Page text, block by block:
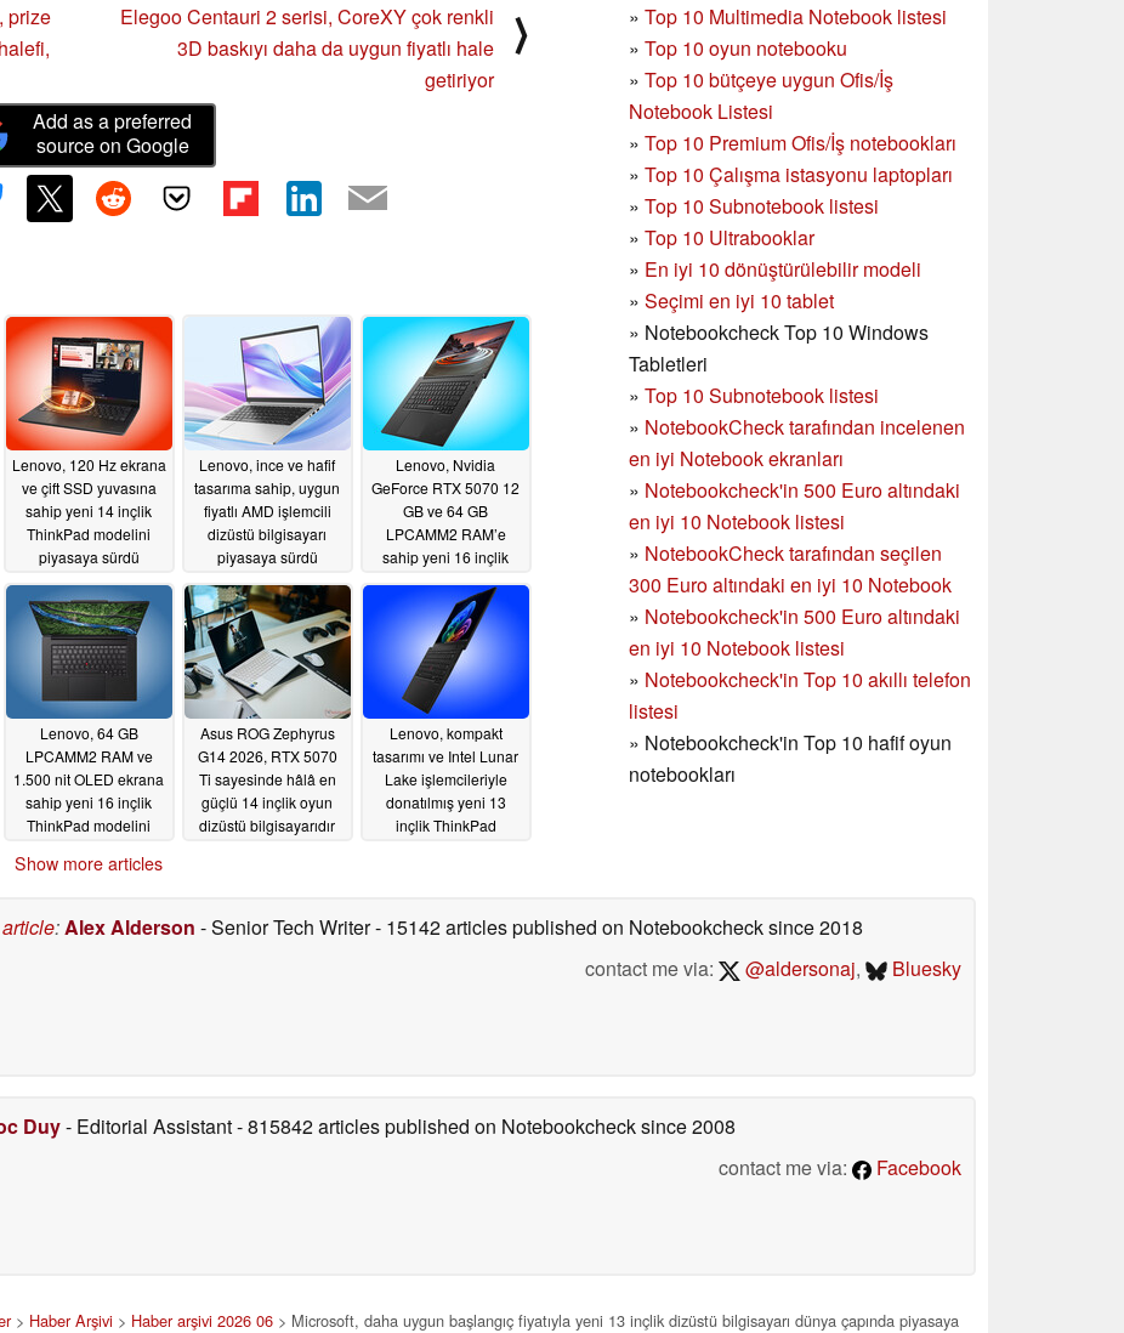
» Top 10 Multimedia Notebook listesi
» Top 10 oyun notebooku
» Top 10 bütçeye uygun Ofis/İş
Notebook Listesi
» Top 10 Premium Ofis/İş notebookları
» Top 10 Çalışma istasyonu laptopları
» Top 10 Subnotebook listesi
» Top 10 Ultrabooklar
» En iyi 10 dönüştürülebilir modeli
» Seçimi en iyi 10 tablet
» Notebookcheck Top 10 Windows
Tabletleri
» Top 10 Subnotebook listesi
» NotebookCheck tarafından incelenen
en iyi Notebook ekranları
» Notebookcheck'in 500 Euro altındaki
en iyi 10 Notebook listesi
» NotebookCheck tarafından seçilen
300 Euro altındaki en iyi 10 Notebook
» Notebookcheck'in 500 Euro altındaki
en iyi 10 Notebook listesi
» Notebookcheck'in Top 10 akıllı telefon
listesi
» Notebookcheck'in Top 10 hafif oyun
notebookları
prize
Elegoo Centauri 2 serisi, CoreXY çok renkli
3D baskıyı daha da uygun fiyatlı hale
getiriyor
⟩
Add as a preferred
source on Google
Lenovo, 120 Hz ekrana
ve çift SSD yuvasına
sahip yeni 14 inçlik
ThinkPad modelini
piyasaya sürdü
06/26/2026
Lenovo, ince ve hafif
tasarıma sahip, uygun
fiyatlı AMD işlemcili
dizüstü bilgisayarı
piyasaya sürdü
06/26/2026
Lenovo, Nvidia
GeForce RTX 5070 12
GB ve 64 GB
LPCAMM2 RAM’e
sahip yeni 16 inçlik
sürdü06/25/2026
Lenovo, 64 GB
LPCAMM2 RAM ve
1.500 nit OLED ekrana
sahip yeni 16 inçlik
ThinkPad modelini
06/21/2026
Asus ROG Zephyrus
G14 2026, RTX 5070
Ti sayesinde hâlâ en
güçlü 14 inçlik oyun
dizüstü bilgisayarıdır
Lenovo, kompakt
tasarımı ve Intel Lunar
Lake işlemcileriyle
donatılmış yeni 13
inçlik ThinkPad
Show more articles
:Alex Alderson - Senior Tech Writer- 15142 articles published on Notebookchecksince 2018
contact me via:
@aldersonaj, Bluesky
Duy- Editorial Assistant- 815842 articles published on Notebookchecksince 2008
contact me via:
Facebook
> Haber Arşivi > Haber arşivi 2026 06 > Microsoft, daha uygun başlangıç fiyatıyla yeni 13 inçlik dizüstü bilgisayarı dünya çapında piyasaya